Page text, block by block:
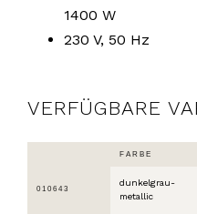
1400 W
230 V, 50 Hz
VERFÜGBARE
FARBE
010643
dunkelgrau-
metallic